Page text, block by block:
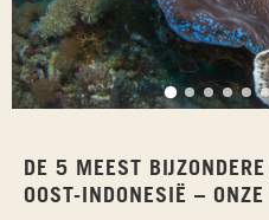
DE 5 MEEST
OOST-INDONESIË –